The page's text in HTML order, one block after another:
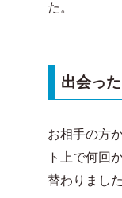
た。
出会っ
お相手の方
ト上で何回
替わりまし